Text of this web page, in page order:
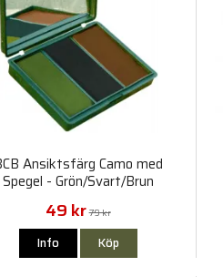
Ansiktsfärg Camo med
Spegel - Grön/Svart/Brun
49 kr 79 kr
Info Köp